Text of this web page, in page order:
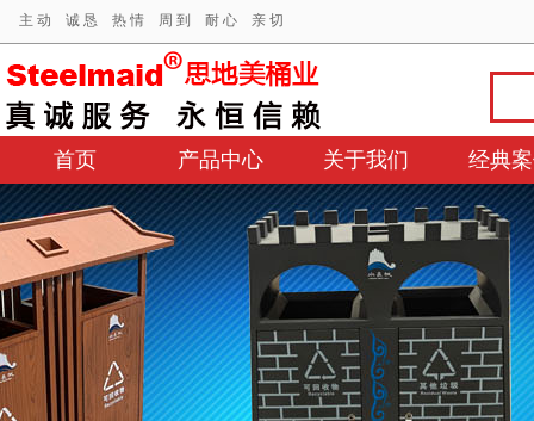
主 动 诚 恳 热 情 周 到 耐 心 亲 切
首页 产品中心 关于我们 经典